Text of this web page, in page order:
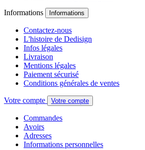
Informations Informations
Contactez-nous
L'histoire de Dedisign
Infos légales
Livraison
Mentions légales
Paiement sécurisé
Conditions générales de ventes
Votre compte Votre compte
Commandes
Avoirs
Adresses
Informations personnelles